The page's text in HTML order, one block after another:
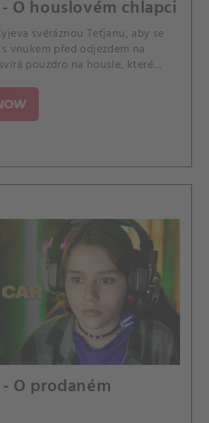
O houslovém chlapci
svéráznou Teťjanu, aby se
vnukem před odjezdem na
pouzdro na housle, které
usmířit.
O prodaném